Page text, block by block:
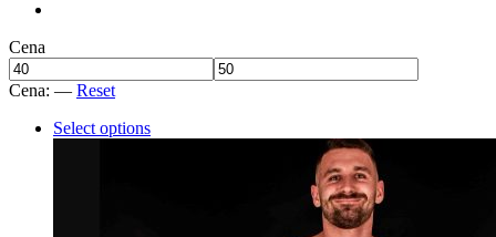
Cena
Cena: — Reset
Select options